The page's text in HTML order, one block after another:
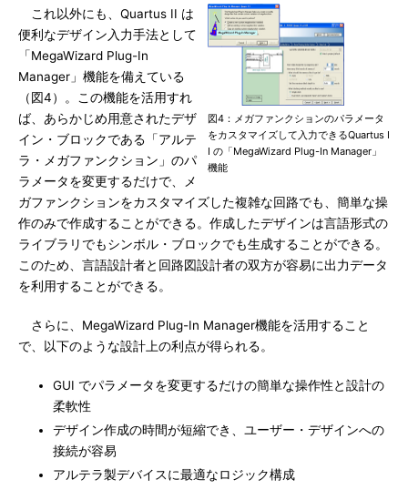
図4：メガファンクションのパラメータ
をカスタマイズして入力できるQuartus I
I の「MegaWizard Plug-In Manager」
機能
これ以外にも、Quartus II は
便利なデザイン入力手法として
「MegaWizard Plug-In
Manager」機能を備えている
（図4）。この機能を活用すれ
ば、あらかじめ用意されたデザ
イン・ブロックである「アルテ
ラ・メガファンクション」のパ
ラメータを変更するだけで、メ
ガファンクションをカスタマイズした複雑な回路でも、簡単な操
作のみで作成することができる。作成したデザインは言語形式の
ライブラリでもシンボル・ブロックでも生成することができる。
このため、言語設計者と回路図設計者の双方が容易に出力データ
を利用することができる。
さらに、MegaWizard Plug-In Manager機能を活用すること
で、以下のような設計上の利点が得られる。
GUI でパラメータを変更するだけの簡単な操作性と設計の
柔軟性
デザイン作成の時間が短縮でき、ユーザー・デザインへの
接続が容易
アルテラ製デバイスに最適なロジック構成